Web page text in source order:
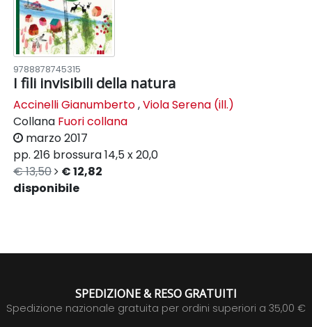
9788878745315
I fili invisibili della natura
Accinelli Gianumberto,Viola Serena (ill.)
Collana Fuori collana
marzo 2017
pp. 216 brossura14,5 x 20,0
€ 13,50
€ 12,82
disponibile
SPEDIZIONE & RESO GRATUITI
Spedizione nazionale gratuita per ordini superiori a 35,00 €